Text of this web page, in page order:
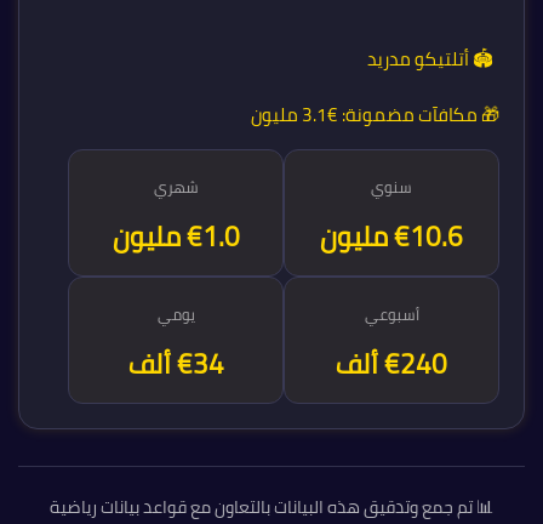
🏟️ أتلتيكو مدريد
🎁 مكافآت مضمونة:€3.1 مليون
سنوي
€12.5 مليون
شهري
€1.0 مليون
أسبوعي
€240 ألف
يومي
€34 ألف
📊 تم جمع وتدقيق هذه البيانات بالتعاون مع قواعد بيانات رياضية